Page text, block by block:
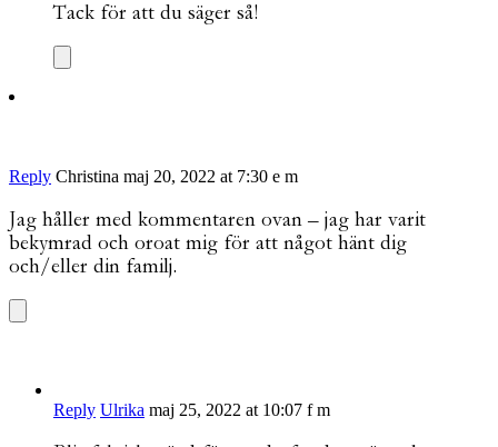
Tack för att du säger så!
Reply Christina maj 20, 2022 at 7:30 e m
Jag håller med kommentaren ovan – jag har varit
bekymrad och oroat mig för att något hänt dig
och/eller din familj.
Reply Ulrika maj 25, 2022 at 10:07 f m